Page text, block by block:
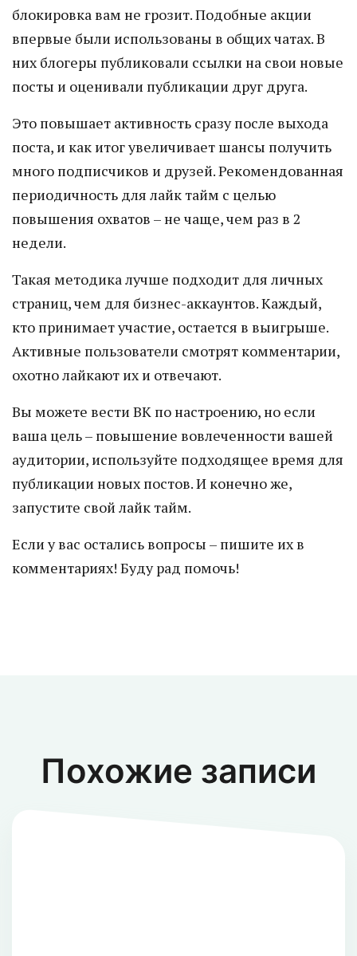
блокировка вам не грозит. Подобные акции
впервые были использованы в общих чатах. В
них блогеры публиковали ссылки на свои новые
посты и оценивали публикации друг друга.
Это повышает активность сразу после выхода
поста, и как итог увеличивает шансы получить
много подписчиков и друзей. Рекомендованная
периодичность для лайк тайм с целью
повышения охватов – не чаще, чем раз в 2
недели.
Такая методика лучше подходит для личных
страниц, чем для бизнес-аккаунтов. Каждый,
кто принимает участие, остается в выигрыше.
Активные пользователи смотрят комментарии,
охотно лайкают их и отвечают.
Вы можете вести ВК по настроению, но если
ваша цель – повышение вовлеченности вашей
аудитории, используйте подходящее время для
публикации новых постов. И конечно же,
запустите свой лайк тайм.
Если у вас остались вопросы – пишите их в
комментариях! Буду рад помочь!
Похожие записи